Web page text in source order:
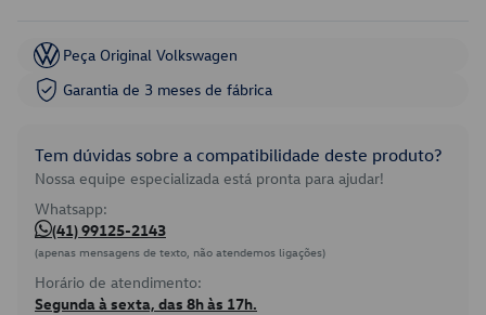
Peça Original Volkswagen
Garantia de 3 meses de fábrica
Tem dúvidas sobre a compatibilidade deste produto?
Nossa equipe especializada está pronta para ajudar!
Whatsapp:
(41) 99125-2143
(apenas mensagens de texto, não atendemos ligações)
Horário de atendimento:
Segunda à sexta, das 8h às 17h.